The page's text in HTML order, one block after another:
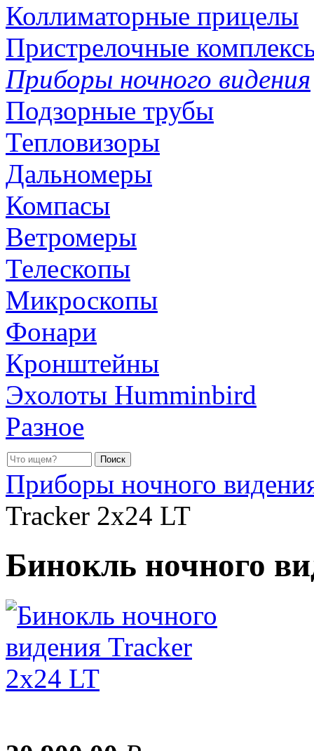
Коллиматорные прицелы
Пристрелочные
Приборы ночного видения
Подзорные трубы
Тепловизоры
Дальномеры
Компасы
Ветромеры
Телескопы
Микроскопы
Фонари
Кронштейны
Эхолоты Humminbird
Разное
Приборы ночного
Tracker 2x24 LT
Бинокль ночного